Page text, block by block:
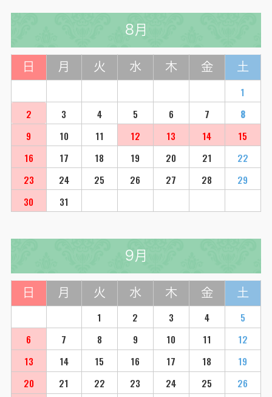
8月
日 月 火 水 木 金 土
1
2
3 4 5 6 7
8
9
10 11 12 13 14
15
16
17 18 19 20 21
22
23
24 25 26 27 28
29
30
31
9月
日 月 火 水 木 金 土
1 2 3 4
5
6
7 8 9 10 11
12
13
14 15 16 17 18
19
20
21 22 23 24 25
26